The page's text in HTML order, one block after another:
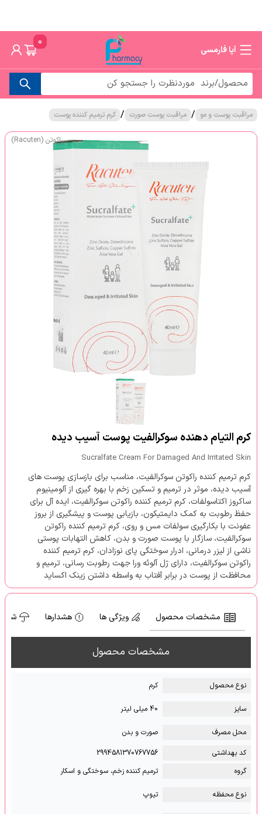
آپا فارمسی
0
مراقبت پوست و مو / مراقبت پوست صورت / کرم ترمیم کننده پوست
راکوتن (Racuten)
کرم التیام دهنده سوکرالفیت پوست آسیب دیده
Sucralfate Cream For Damaged And Irritated Skin
کرم ترمیم کننده راکوتن سوکرالفیت، مناسب برای بازسازی پوست های
آسیب دیده، موثر در ترمیم و تسکین زخم با بهره گیری از آلومینیوم
ساکروز اکتاسولفات، کرم ترمیم کننده راکوتن سوکرالفیت، ایده آل برای
حفظ رطوبت به کمک دایمتیکون، بازیابی پوست و پیشگیری از بروز
عفونت با بکارگیری سولفات مس و روی، کرم ترمیم کننده راکوتن
سوکرالفیت، سازگار با پوست صورت و بدن، کاهش التهابات پوستی
ناشی از لیزر درمانی، ادرار سوختگی پای نوزادان، کرم ترمیم کننده
راکوتن سوکرالفیت، دارای ژل آلوئه ورا جهت رطوبت رسانی، ترمیم و
محافظت از پوست در برابر آفتاب به واسطه داشتن زینک اکساید
مشخصات محصول ویژگی ها هشدارها
مشخصات محصول
نوع محصول کرم
سایز 40 میلی لیتر
محل مصرف
صورت و بدن
کد بهداشتی
2994581370767756
گروه
ترمیم کننده زخم، سوختگی و اسکار
نوع محفظه تیوپ